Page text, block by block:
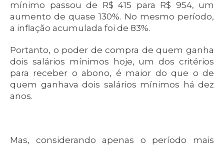
mínimo passou de R$ 415 para R$ 954, um
aumento de quase 130%. No mesmo período,
a inflação acumulada foi de 83%.
Portanto, o poder de compra de quem ganha
dois salários mínimos hoje, um dos critérios
para receber o abono, é maior do que o de
quem ganhava dois salários mínimos há dez
anos.
Mas, considerando apenas o período mais